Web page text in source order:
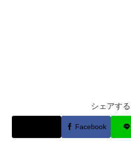
シェアする
Facebook